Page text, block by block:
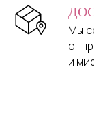
Мы
и